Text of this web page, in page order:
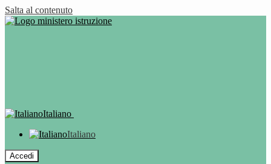
Salta al contenuto
Italiano
Italiano
Accedi